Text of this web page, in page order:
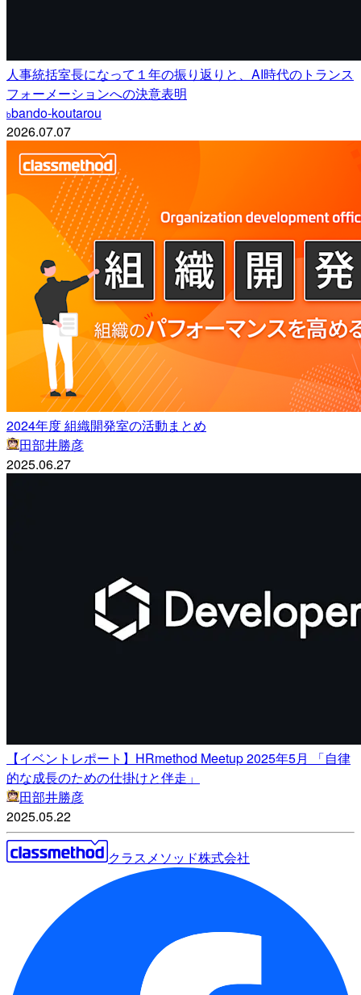
人事統括室長になって１年の振り返りと、AI時代のトランス
フォーメーションへの決意表明
bbando-koutarou
2026.07.07
2024年度 組織開発室の活動まとめ
田部井勝彦
2025.06.27
【イベントレポート】HRmethod Meetup 2025年5月 「自律
的な成長のための仕掛けと伴走」
田部井勝彦
2025.05.22
クラスメソッド株式会社